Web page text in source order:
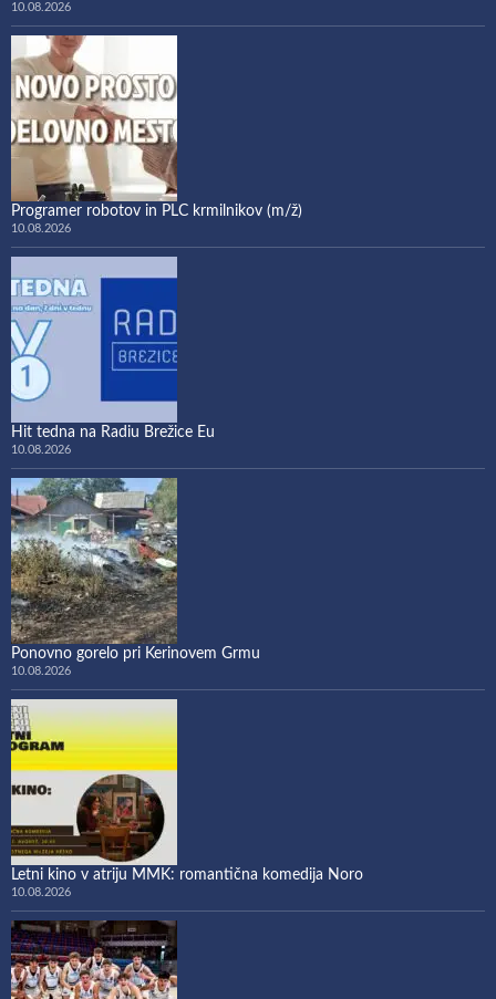
10.08.2026
Programer robotov in PLC krmilnikov (m/ž)
10.08.2026
Hit tedna na Radiu Brežice Eu
10.08.2026
Ponovno gorelo pri Kerinovem Grmu
10.08.2026
​Letni kino v atriju MMK: romantična komedija Noro
10.08.2026